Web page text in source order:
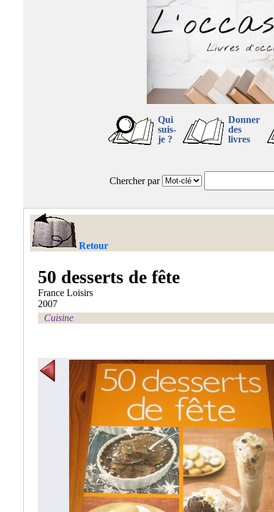
Qui
suis-
je ?
Donner
des
livres
Chercher par
Retour
50 desserts de fête
France Loisirs
2007
Cuisine